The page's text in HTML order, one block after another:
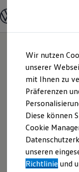
Hauptinhalt
springen
Footer
springen
Modelle und
Modelle
ENERGY
SUV und
Kombis
Schnell
Angebote und
Aktuelle
E-Auto-
Wir nutzen
unserer
mit Ihnen zu
Präferenzen
Diese können
Cookie
unseren
Richtlinie und